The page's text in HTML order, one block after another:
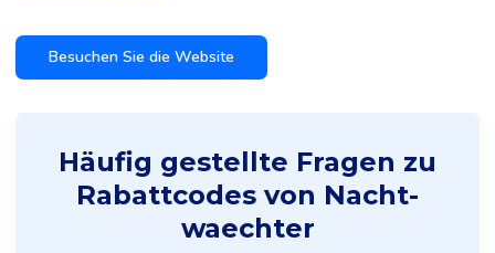
Besuchen Sie die Website
Häufig gestellte Fragen zu
Rabattcodes von Nacht-
waechter